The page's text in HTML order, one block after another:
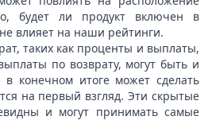
будет ли продукт включен в
влияет на наши рейтинги.
таких как проценты и выплаты,
по возврату, могут быть и
конечном итоге может сделать
на первый взгляд. Эти скрытые
и могут принимать самые